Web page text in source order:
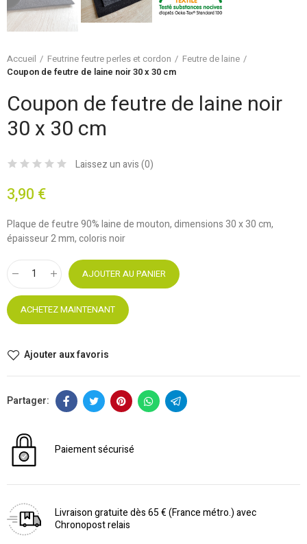
Accueil Feutrine feutre perles et cordon
Feutre de laine
Coupon de feutre de laine noir 30 x 30 cm
Coupon de feutre de laine noir
30 x 30 cm
Laissez un avis (0)
3,90 €
Plaque de feutre 90% laine de mouton, dimensions 30 x 30 cm,
épaisseur 2 mm, coloris noir
AJOUTER AU PANIER
ACHETEZ MAINTENANT
Ajouter aux favoris
Paiement sécurisé
Livraison gratuite dès 65 € (France métro.) avec
Chronopost relais